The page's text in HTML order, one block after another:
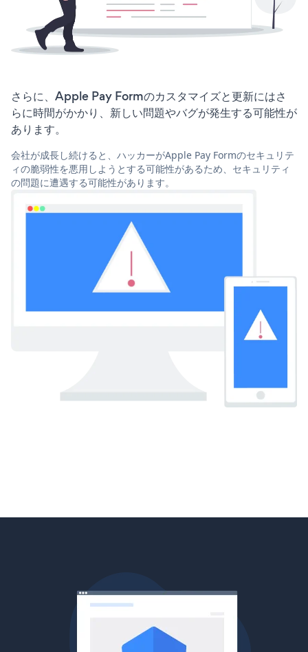
さらに、Apple Pay Formのカスタマイズと更新にはさ
らに時間がかかり、新しい問題やバグが発生する可能性が
あります。
会社が成長し続けると、ハッカーがApple Pay Formのセキュリテ
ィの脆弱性を悪用しようとする可能性があるため、セキュリティ
の問題に遭遇する可能性があります。